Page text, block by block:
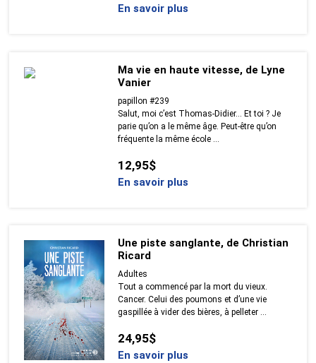
En savoir plus
Ma vie en haute vitesse, de Lyne
Vanier
papillon #239
Salut, moi c’est Thomas-Didier… Et toi ? Je
parie qu’on a le même âge. Peut-être qu’on
fréquente la même école ...
12,95$
En savoir plus
Une piste sanglante, de Christian
Ricard
Adultes
Tout a commencé par la mort du vieux.
Cancer. Celui des poumons et d’une vie
gaspillée à vider des bières, à pelleter ...
24,95$
En savoir plus